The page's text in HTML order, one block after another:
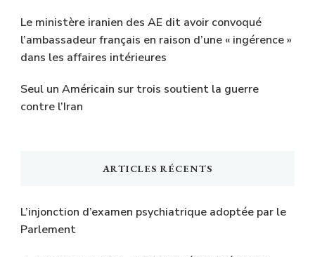
Le ministère iranien des AE dit avoir convoqué
l’ambassadeur français en raison d’une « ingérence »
dans les affaires intérieures
Seul un Américain sur trois soutient la guerre
contre l’Iran
ARTICLES RÉCENTS
L’injonction d’examen psychiatrique adoptée par le
Parlement